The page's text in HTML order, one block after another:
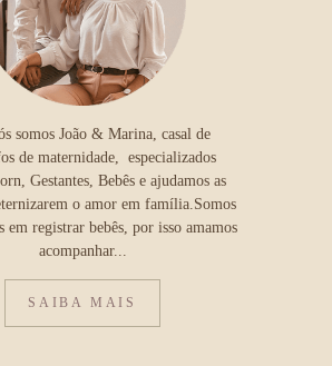
somos João & Marina, casal de
de maternidade, especializados
Gestantes, Bebês e ajudamos as
o amor em família.Somos
em registrar bebês, por isso amamos
acompanhar...
SAIBA MAIS